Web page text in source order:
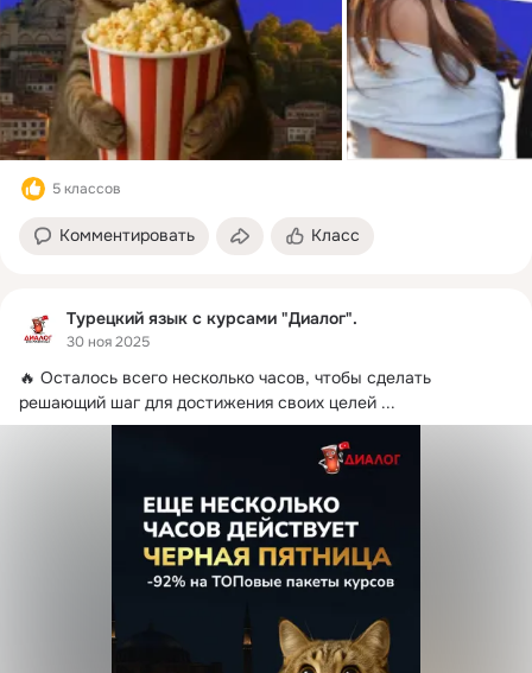
5 классов
Комментировать Класс
Турецкий язык с курсами "Диалог".
30 ноя 2025
🔥 Осталось всего несколько часов, чтобы сделать
решающий шаг для достижения своих целей ...